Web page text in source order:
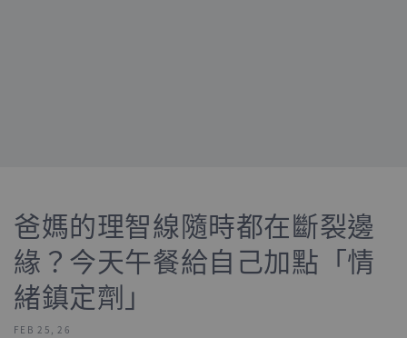
爸媽的理智線隨時都在斷裂邊
緣？今天午餐給自己加點「情
緒鎮定劑」
FEB 25, 26